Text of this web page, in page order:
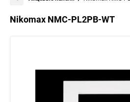
Nikomax NMC-PL2PB-WT